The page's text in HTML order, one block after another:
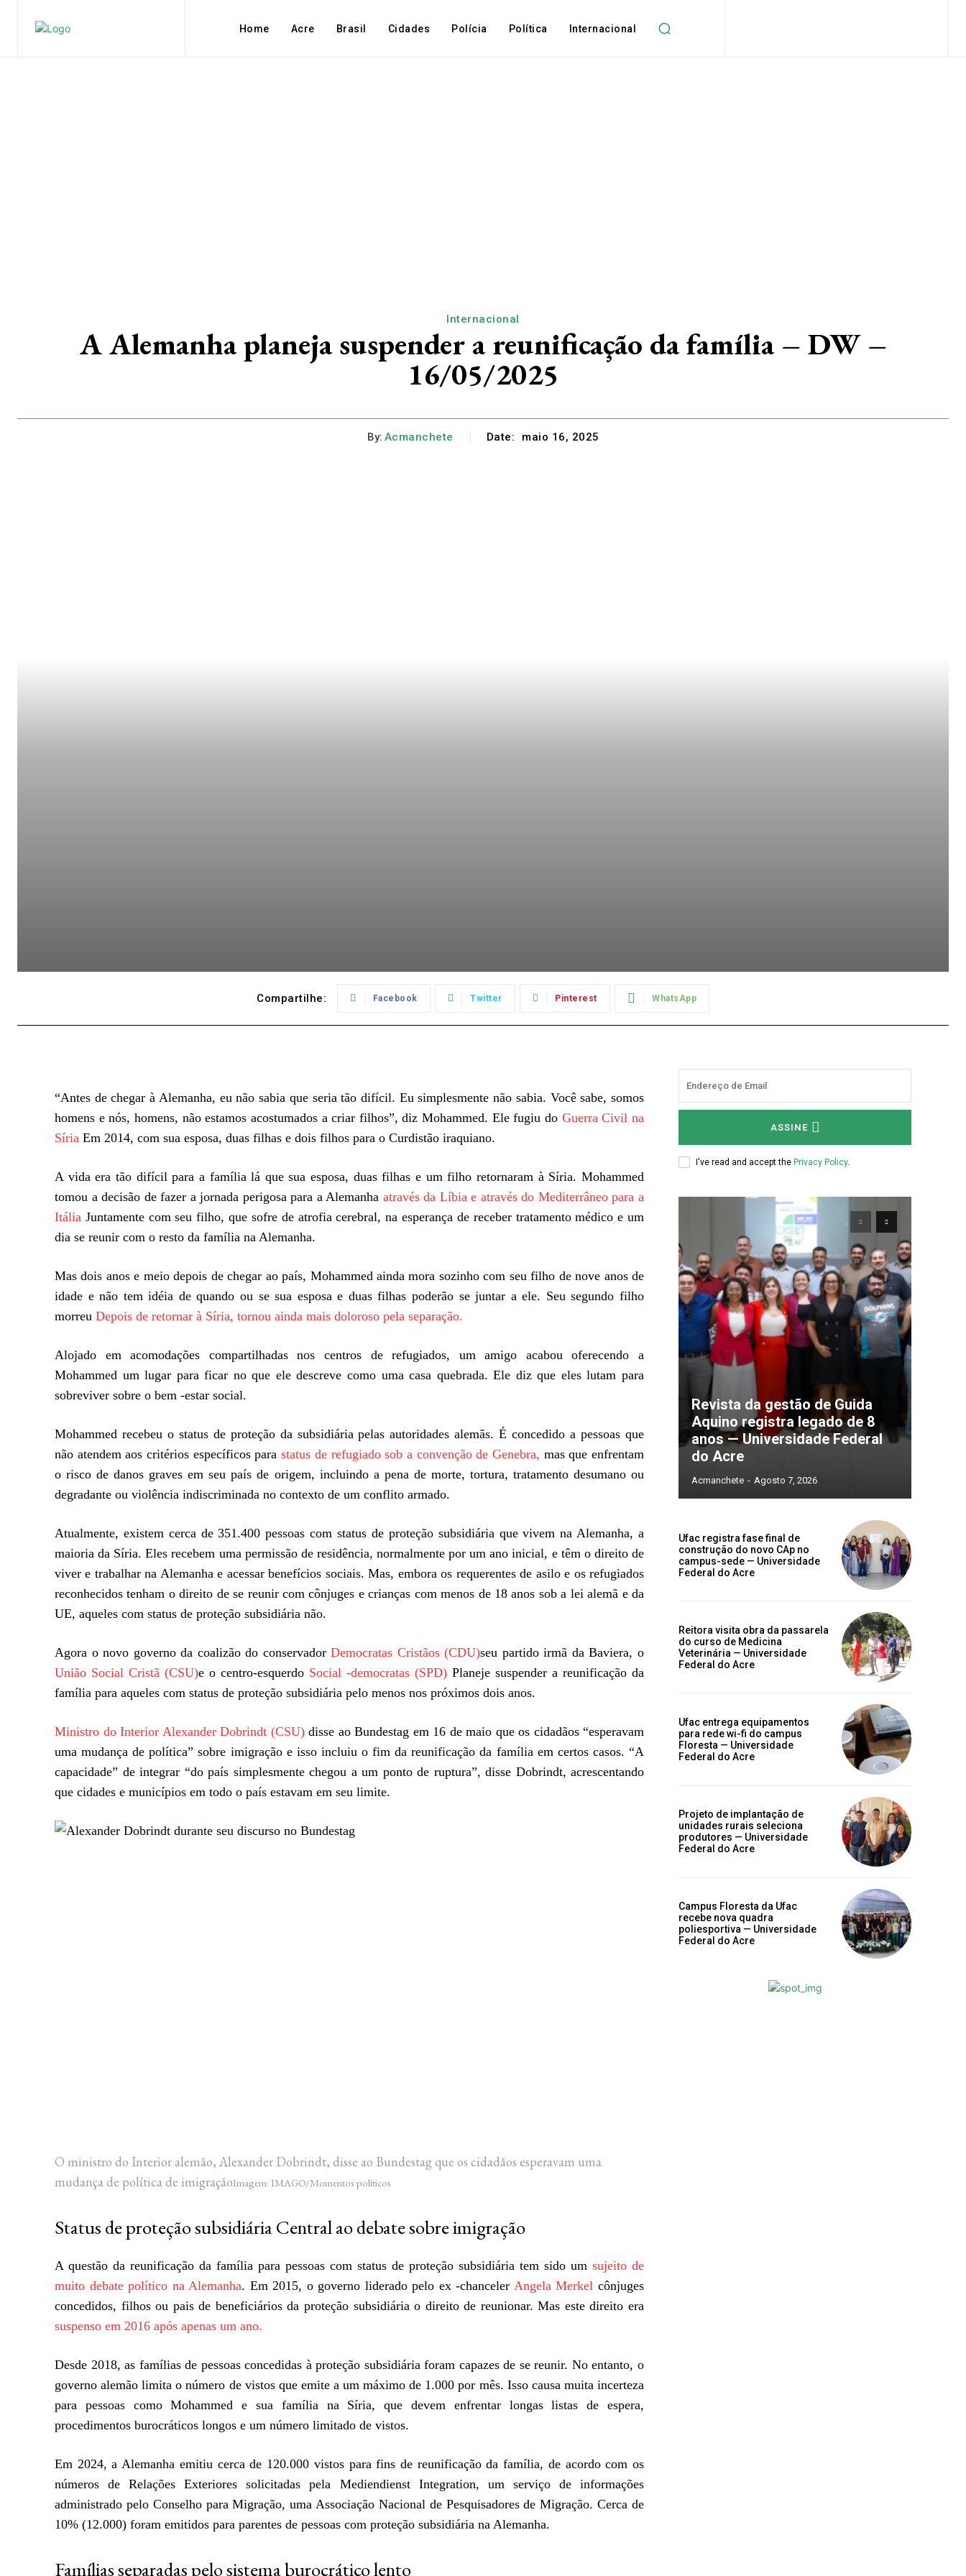
Home Acre Brasil Cidades Polícia Política Internacional
Internacional
A Alemanha planeja suspender a reunificação da família – DW –
16/05/2025
By: Acmanchete Date: maio 16, 2025
Compartilhe: Facebook Twitter Pinterest WhatsApp
“Antes de chegar à Alemanha, eu não sabia que seria tão difícil. Eu simplesmente não sabia. Você sabe, somos
homens e nós, homens, não estamos acostumados a criar filhos”, diz Mohammed. Ele fugiu do Guerra Civil na
Síria Em 2014, com sua esposa, duas filhas e dois filhos para o Curdistão iraquiano.
A vida era tão difícil para a família lá que sua esposa, duas filhas e um filho retornaram à Síria. Mohammed
tomou a decisão de fazer a jornada perigosa para a Alemanha através da Líbia e através do Mediterrâneo para a
Itália Juntamente com seu filho, que sofre de atrofia cerebral, na esperança de receber tratamento médico e um
dia se reunir com o resto da família na Alemanha.
Mas dois anos e meio depois de chegar ao país, Mohammed ainda mora sozinho com seu filho de nove anos de
idade e não tem idéia de quando ou se sua esposa e duas filhas poderão se juntar a ele. Seu segundo filho
morreu Depois de retornar à Síria, tornou ainda mais doloroso pela separação.
Alojado em acomodações compartilhadas nos centros de refugiados, um amigo acabou oferecendo a
Mohammed um lugar para ficar no que ele descreve como uma casa quebrada. Ele diz que eles lutam para
sobreviver sobre o bem -estar social.
Mohammed recebeu o status de proteção da subsidiária pelas autoridades alemãs. É concedido a pessoas que
não atendem aos critérios específicos parastatus de refugiado sob a convenção de Genebra, mas que enfrentam
o risco de danos graves em seu país de origem, incluindo a pena de morte, tortura, tratamento desumano ou
degradante ou violência indiscriminada no contexto de um conflito armado.
Atualmente, existem cerca de 351.400 pessoas com status de proteção subsidiária que vivem na Alemanha, a
maioria da Síria. Eles recebem uma permissão de residência, normalmente por um ano inicial, e têm o direito de
viver e trabalhar na Alemanha e acessar benefícios sociais. Mas, embora os requerentes de asilo e os refugiados
reconhecidos tenham o direito de se reunir com cônjuges e crianças com menos de 18 anos sob a lei alemã e da
UE, aqueles com status de proteção subsidiária não.
Agora o novo governo da coalizão do conservadorDemocratas Cristãos (CDU)seu partido irmã da Baviera, o
União Social Cristã (CSU)e o centro-esquerdo Social -democratas (SPD) Planeje suspender a reunificação da
família para aqueles com status de proteção subsidiária pelo menos nos próximos dois anos.
Ministro do Interior Alexander Dobrindt (CSU)disse ao Bundestag em 16 de maio que os cidadãos “esperavam
uma mudança de política” sobre imigração e isso incluiu o fim da reunificação da família em certos casos. “A
capacidade” de integrar “do país simplesmente chegou a um ponto de ruptura”, disse Dobrindt, acrescentando
que cidades e municípios em todo o país estavam em seu limite.
O ministro do Interior alemão, Alexander Dobrindt, disse ao Bundestag que os cidadãos esperavam uma
mudança de política de imigraçãoImagem: IMAGO/Momentos políticos
Status de proteção subsidiária Central ao debate sobre imigração
A questão da reunificação da família para pessoas com status de proteção subsidiária tem sido um sujeito de
muito debate político na Alemanha. Em 2015, o governo liderado pelo ex -chanceler Angela Merkel cônjuges
concedidos, filhos ou pais de beneficiários da proteção subsidiária o direito de reunionar. Mas este direito era
suspenso em 2016 após apenas um ano.
Desde 2018, as famílias de pessoas concedidas à proteção subsidiária foram capazes de se reunir. No entanto, o
governo alemão limita o número de vistos que emite a um máximo de 1.000 por mês. Isso causa muita incerteza
para pessoas como Mohammed e sua família na Síria, que devem enfrentar longas listas de espera,
procedimentos burocráticos longos e um número limitado de vistos.
Em 2024, a Alemanha emitiu cerca de 120.000 vistos para fins de reunificação da família, de acordo com os
números de Relações Exteriores solicitadas pela Mediendienst Integration, um serviço de informações
administrado pelo Conselho para Migração, uma Associação Nacional de Pesquisadores de Migração. Cerca de
10% (12.000) foram emitidos para parentes de pessoas com proteção subsidiária na Alemanha.
Famílias separadas pelo sistema burocrático lento
ASSINE
I've read and accept the Privacy Policy.
Revista da gestão de Guida
Aquino registra legado de 8
anos — Universidade Federal
do Acre
Acmanchete - Agosto 7, 2026
Ufac registra fase final de
construção do novo CAp no
campus-sede — Universidade
Federal do Acre
Reitora visita obra da passarela
do curso de Medicina
Veterinária — Universidade
Federal do Acre
Ufac entrega equipamentos
para rede wi-fi do campus
Floresta — Universidade
Federal do Acre
Projeto de implantação de
unidades rurais seleciona
produtores — Universidade
Federal do Acre
Campus Floresta da Ufac
recebe nova quadra
poliesportiva — Universidade
Federal do Acre